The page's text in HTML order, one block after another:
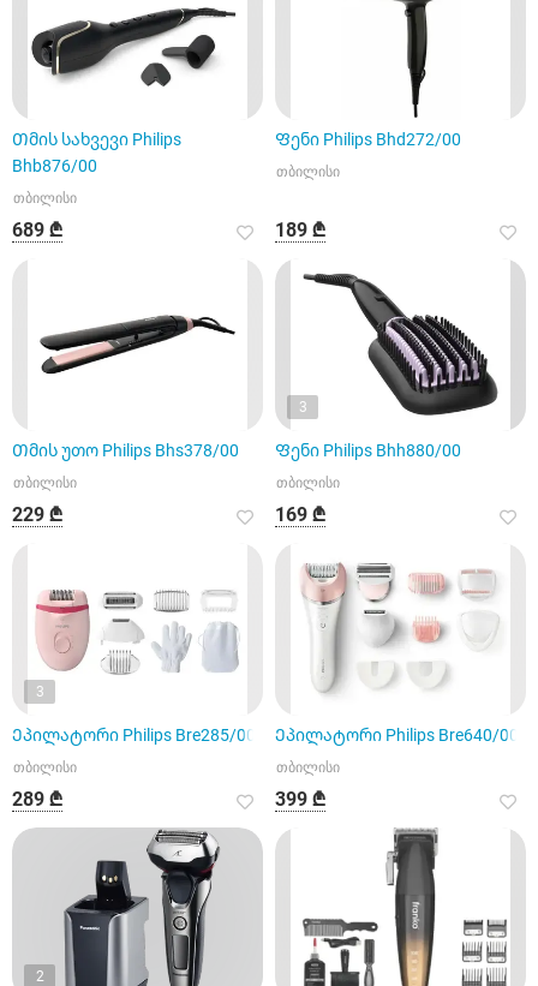
Თმის სახვევი Philips
Bhb876/00
თბილისი
689 ₾
Ფენი Philips Bhd272/00
თბილისი
189 ₾
Თმის უთო Philips Bhs378/00
თბილისი
229 ₾
3
Ფენი Philips Bhh880/00
თბილისი
169 ₾
3
Ეპილატორი Philips Bre285/00
თბილისი
289 ₾
Ეპილატორი Philips Bre640/00
თბილისი
399 ₾
2